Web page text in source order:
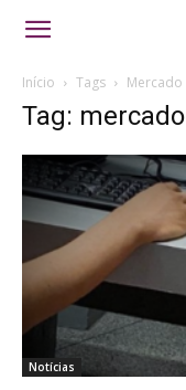
Início Tags Mercado
Tag: mercado
Notícias